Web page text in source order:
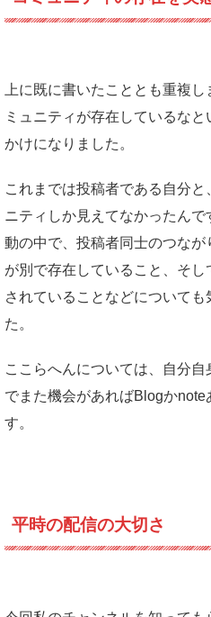
上に既に書いたこととも重複
ミュニティが存在しているな
かけになりました。
これまでは投稿者である自分と
ニティしか見えてなかったん
動の中で、投稿者同士のつな
が別で存在していること、そ
されていることなどについて
た。
ここらへんについては、自分
でまた機会があればBlogかnote
す。
平時の配信の大切さ